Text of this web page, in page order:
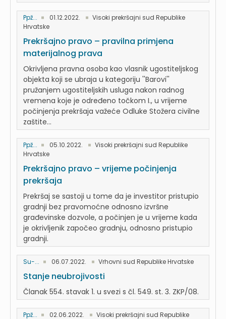
Ppž... 01.12.2022.
Visoki prekršajni sud Republike
Hrvatske
Prekršajno pravo – pravilna primjena
materijalnog prava
Okrivljena pravna osoba kao vlasnik ugostiteljskog
objekta koji se ubraja u kategoriju ''Barovi''
pružanjem ugostiteljskih usluga nakon radnog
vremena koje je određeno točkom I., u vrijeme
počinjenja prekršaja važeće Odluke Stožera civilne
zaštite...
Ppž... 05.10.2022.
Visoki prekršajni sud Republike
Hrvatske
Prekršajno pravo – vrijeme počinjenja
prekršaja
Prekršaj se sastoji u tome da je investitor pristupio
gradnji bez pravomoćne odnosno izvršne
građevinske dozvole, a počinjen je u vrijeme kada
je okrivljenik započeo gradnju, odnosno pristupio
gradnji.
Su-... 06.07.2022. Vrhovni sud Republike Hrvatske
Stanje neubrojivosti
Članak 554. stavak 1. u svezi s čl. 549. st. 3. ZKP/08.
Ppž... 02.06.2022. Visoki prekršajni sud Republike